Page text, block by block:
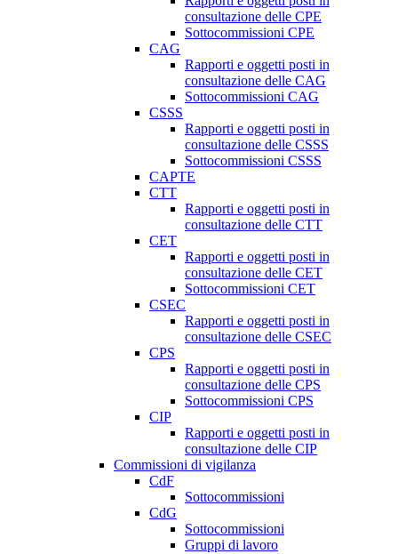
consultazione delle CPE
Sottocommissioni CPE
CAG
Rapporti e oggetti posti in
consultazione delle CAG
Sottocommissioni CAG
CSSS
Rapporti e oggetti posti in
consultazione delle CSSS
Sottocommissioni CSSS
CAPTE
CTT
Rapporti e oggetti posti in
consultazione delle CTT
CET
Rapporti e oggetti posti in
consultazione delle CET
Sottocommissioni CET
CSEC
Rapporti e oggetti posti in
consultazione delle CSEC
CPS
Rapporti e oggetti posti in
consultazione delle CPS
Sottocommissioni CPS
CIP
Rapporti e oggetti posti in
consultazione delle CIP
Commissioni di vigilanza
CdF
Sottocommissioni
CdG
Sottocommissioni
Gruppi di lavoro